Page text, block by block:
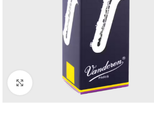
Cliquez pour agrandir